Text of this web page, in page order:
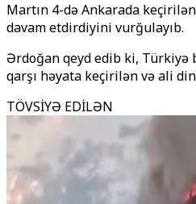
Martın 4-də Ankarada
davam etdirdiyini vurğulayıb.
Ərdoğan qeyd edib ki, Türkiyə
qarşı həyata keçirilən və ali
TÖVSİYƏ EDİLƏN